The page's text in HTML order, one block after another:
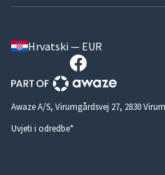
Hrvatski — EUR
Awaze A/S, Virumgårdsvej 27, 2830
Uvjeti i odredbe*